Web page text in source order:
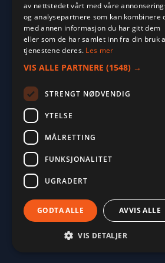
2026. ALL RIGHTS RESERVED.
POWERED BY EMPORI CMS
av nettstedet vårt med våre
og analysepartnere som kan kombinere
med annen informasjon du har gitt dem
eller som de har samlet inn fra din bruk
tjenestene deres. Les mer
VIS ALLE PARTNERE (1548) →
STRENGT NØDVENDIG
YTELSE
MÅLRETTING
FUNKSJONALITET
UGRADERT
GODTA ALLE AVVIS ALLE
VIS DETALJER